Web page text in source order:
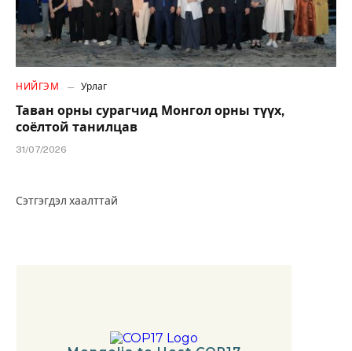
НИЙГЭМ Урлаг
Таван орны сурагчид Монгол орны түүх,
соёлтой танилцав
31/07/2026
Сэтгэгдэл хаалттай